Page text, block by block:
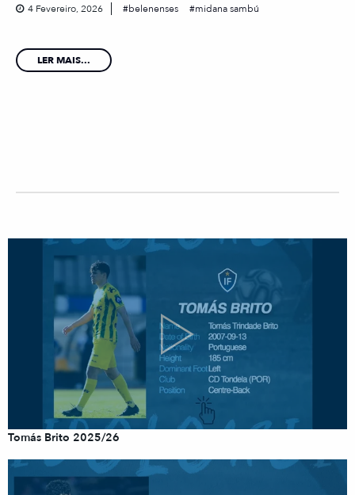
4 Fevereiro, 2026 belenenses midana sambú
LER MAIS...
Tomás Brito 2025/26